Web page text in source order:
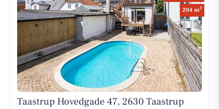
204 m2
Taastrup Hovedgade 47, 2630 Taastrup